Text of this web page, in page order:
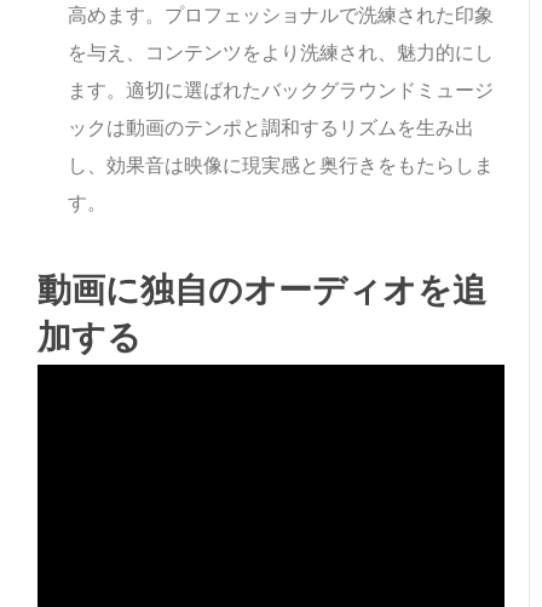
高めます。プロフェッショナルで洗練された印象
を与え、コンテンツをより洗練され、魅力的にし
ます。適切に選ばれたバックグラウンドミュージ
ックは動画のテンポと調和するリズムを生み出
し、効果音は映像に現実感と奥行きをもたらしま
す。
動画に独自のオーディオを追
加する